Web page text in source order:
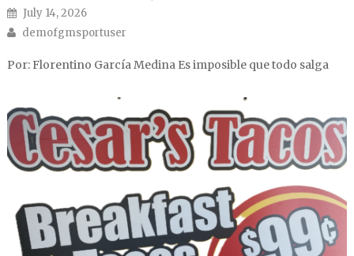
Posted on
July 14, 2026
Author
demofgmsportuser
Por: Florentino García Medina Es imposible que todo salga